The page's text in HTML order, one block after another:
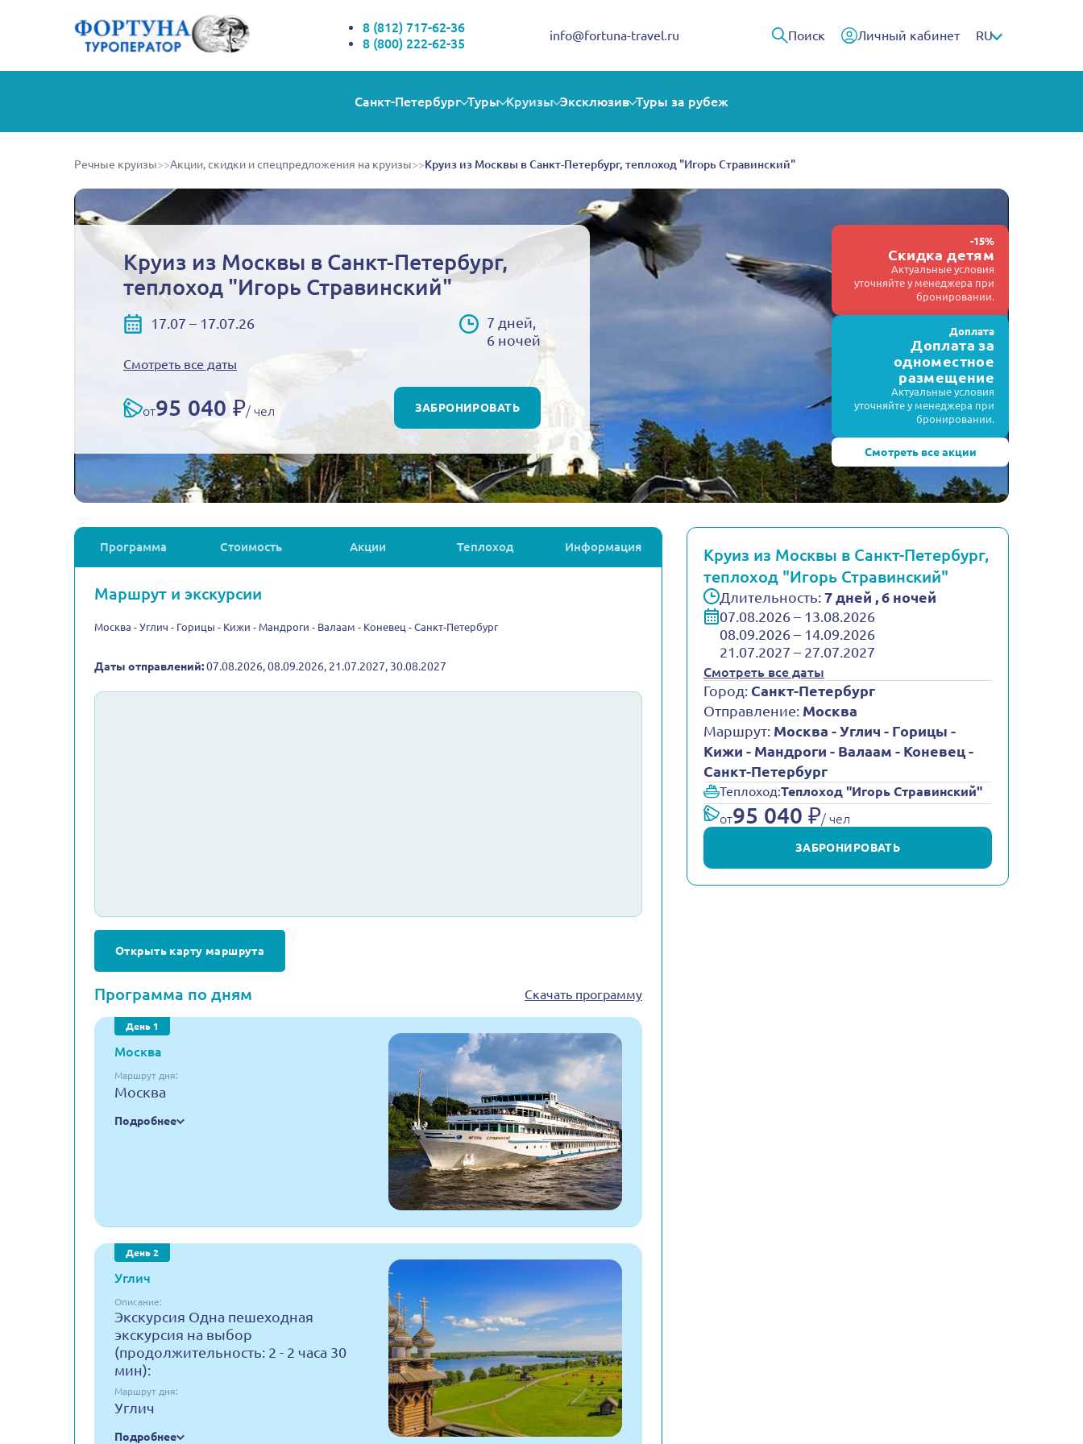
Выбираете себе увлекательную поездку? Могу помочь!
8 (812) 717-62-36
8 (800) 222-62-35
info@fortuna-travel.ru Поиск Личный кабинет RU
Санкт-Петербург Туры Круизы Эксклюзив Туры за рубеж
Речные круизы>>Акции, скидки и спецпредложения на круизы>>Круиз из Москвы в Санкт-Петербург, теплоход "Игорь Стравинский"
Круиз из Москвы в Санкт-Петербург,
теплоход "Игорь Стравинский"
17.07 – 17.07.26
7 дней,
6 ночей
Смотреть все даты
от95 040 ₽/ чел ЗАБРОНИРОВАТЬ
-15%
Скидка детям
Актуальные условия
уточняйте у менеджера при
бронировании.
Доплата
Доплата за
одноместное
размещение
Актуальные условия
уточняйте у менеджера при
бронировании.
Смотреть все акции
Программа Стоимость Акции Теплоход Информация
Маршрут и экскурсии
Москва - Углич - Горицы - Кижи - Мандроги - Валаам - Коневец - Санкт-Петербург
Даты отправлений:07.08.2026, 08.09.2026, 21.07.2027, 30.08.2027
Открыть карту маршрута
Программа по дням Скачать программу
День 1
Москва
Маршрут дня:
Москва
Подробнее
День 2
Углич
Описание:
Экскурсия Одна пешеходная
экскурсия на выбор
(продолжительность: 2 - 2 часа 30
мин):
Маршрут дня:
Углич
Подробнее
Круиз из Москвы в Санкт-Петербург,
теплоход "Игорь Стравинский"
Длительность: 7 дней , 6 ночей
07.08.2026 – 13.08.2026
08.09.2026 – 14.09.2026
21.07.2027 – 27.07.2027
Смотреть все даты
Город: Санкт-Петербург
Отправление: Москва
Маршрут: Москва - Углич - Горицы -
Кижи - Мандроги - Валаам - Коневец -
Санкт-Петербург
Теплоход:Теплоход "Игорь Стравинский"
от95 040 ₽/ чел
ЗАБРОНИРОВАТЬ